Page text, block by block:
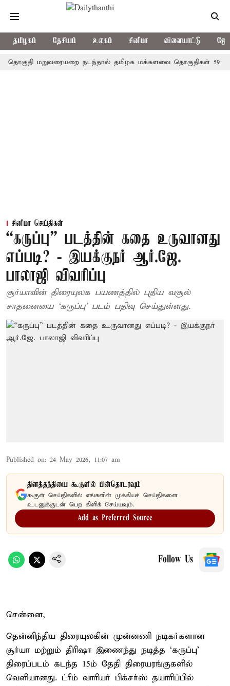
தமிழகம் தேசியம் உலகம் சினிமா விளையாட்டு
மறுவரையறை நடந்தால் தமிழக மக்களவை தொகுதிகள் 59 ஆக
சினிமா செய்திகள்
“கருப்பு” படத்தின் கதை உருவானது
எப்படி? - இயக்குநர் ஆர்.ஜே.
பாலாஜி விவரிப்பு
சூர்யாவின் திரையுலக பயணத்தில் புதிய வசூல்
சாதனையை ‘கருப்பு’ படம் பதிவு செய்துள்ளது.
Published on: 24 May 2026, 11:07 am
தினத்தந்தியை கூகுளில் பின்தொடரவும்
கூகுள் செய்திகளில் எங்களின் முக்கியச் செய்திகளை
உடனுக்குடன் பெற கிளிக் செய்யவும்.
Add as Preferred Source
Follow Us
சென்னை,
தென்னிந்திய திரையுலகின் முன்னணி நடிகர்களான
சூர்யா மற்றும் திரிஷா இணைந்து நடித்த ‘கருப்பு’
திரைப்படம் கடந்த 15ம் தேதி திரையரங்குகளில்
வெளியானது. ட்ரீம் வாரியர் பிக்சர்ஸ் தயாரிப்பில்